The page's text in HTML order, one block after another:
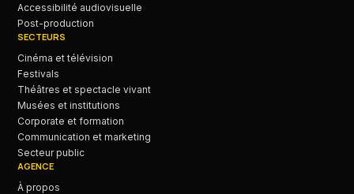
Accessibilité audiovisuelle
Post-production
SECTEURS
Cinéma et télévision
Festivals
Théâtres et spectacle vivant
Musées et institutions
Corporate et formation
Communication et marketing
Secteur public
AGENCE
À propos